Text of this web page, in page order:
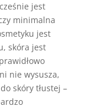
jest
minimalna
jest
skóra jest
nie wysusza,
skóry tłustej –